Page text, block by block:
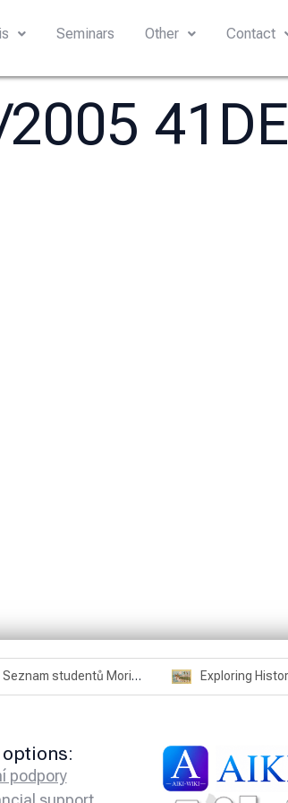
Seminars Other Contact
41DE
Seznam studentů Moriheie Ueshiby
podpory